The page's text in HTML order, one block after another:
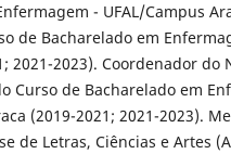
- UFAL/Campus
de Bacharelado em
2021-2023). Coordenador do
Curso de Bacharelado em
(2019-2021; 2021-2023).
de Letras, Ciências e Artes